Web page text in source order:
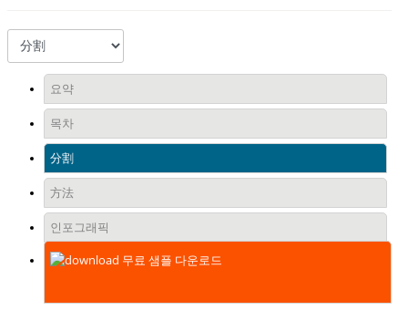
요약
목차
分割
方法
인포그래픽
무료 샘플 다운로드